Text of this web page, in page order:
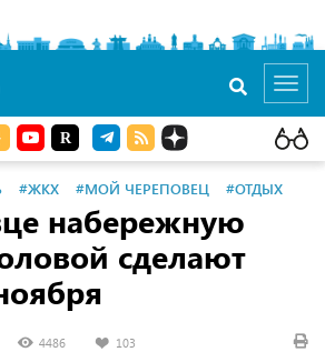
#ЖКХ #МОЙ ЧЕРЕПОВЕЦ #ОТДЫХ
набережную
сделают
4486 103